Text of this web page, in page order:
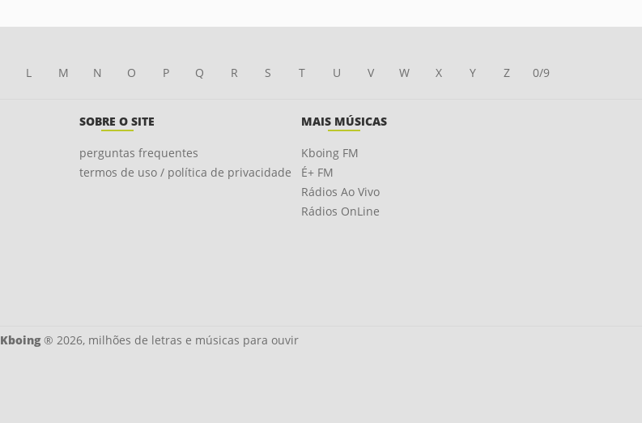
L M N O P Q R S T U V W X Y Z 0/9
SOBRE O SITE
perguntas frequentes
termos de uso / política de privacidade
MAIS MÚSICAS
Kboing FM
É+ FM
Rádios Ao Vivo
Rádios OnLine
Kboing® 2026, milhões de letras e músicas para ouvir